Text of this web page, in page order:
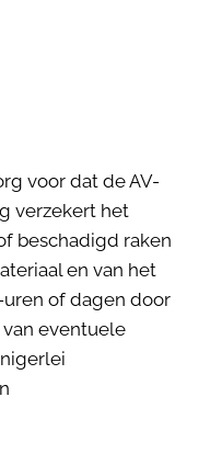
voor dat de AV-
verzekert het
beschadigd raken
en van het
of dagen door
eventuele